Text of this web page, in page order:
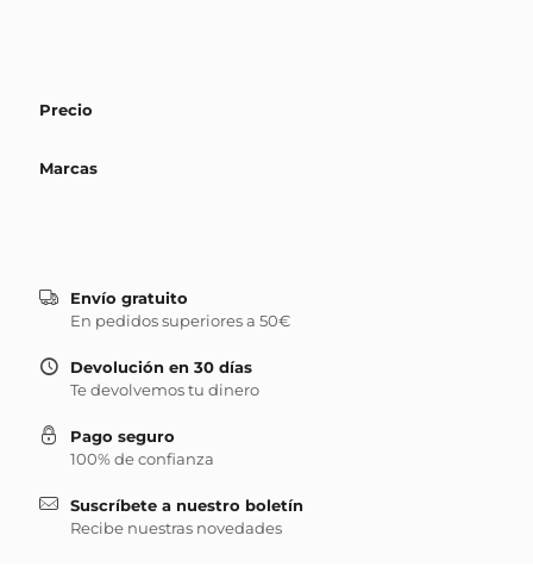
Precio
Marcas
Envío gratuito
En pedidos superiores a 50€
Devolución en 30 días
Te devolvemos tu dinero
Pago seguro
100% de confianza
Suscríbete a nuestro boletín
Recibe nuestras novedades